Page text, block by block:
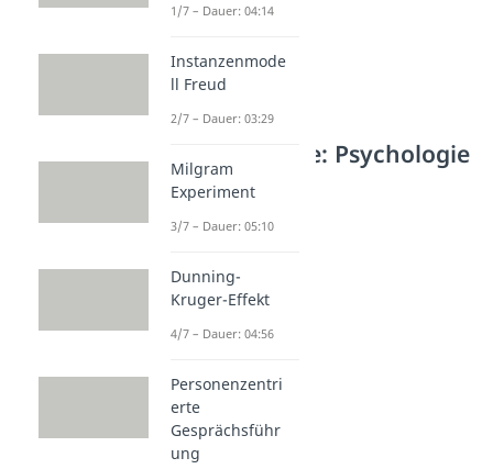
Weitere Inhalte: Psychologie
Selbstwert
Dauer: 03:57
Dauer: 05:05
Loslassen
Selbstliebe
Selbstliebe Sprüche
Dauer: 03:06
1/7 – Dauer: 04:14
Instanzenmode
ll Freud
2/7 – Dauer: 03:29
Milgram
Experiment
3/7 – Dauer: 05:10
Dunning-
Kruger-Effekt
4/7 – Dauer: 04:56
Personenzentri
erte
Gesprächsführ
ung